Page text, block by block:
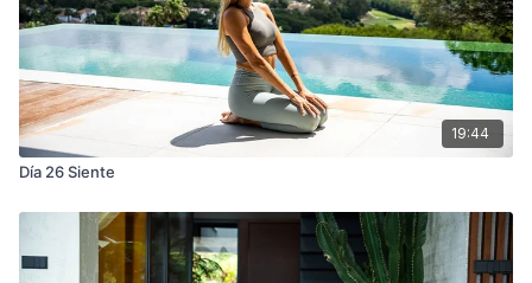
19:44
Día 26 Siente